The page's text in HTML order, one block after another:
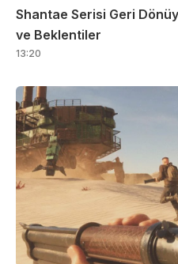
Shantae Serisi Geri
ve Beklentiler
13:20